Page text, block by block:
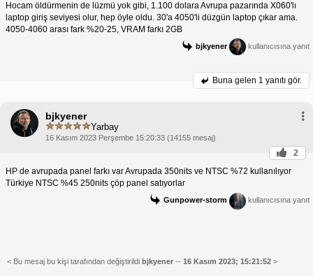
Hocam öldürmenin de lüzmü yok gibi, 1.100 dolara Avrupa pazarında X060'lı
laptop giriş seviyesi olur, hep öyle oldu. 30'a 4050'li düzgün laptop çıkar ama.
4050-4060 arası fark %20-25, VRAM farkı 2GB
bjkyener kullanıcısına yanıt
Buna gelen 1 yanıtı gör.
bjkyener
Yarbay
16 Kasım 2023 Perşembe 15:20:33 (14155 mesaj)
2
HP de avrupada panel farkı var Avrupada 350nits ve NTSC %72 kullanılıyor
Türkiye NTSC %45 250nits çöp panel satıyorlar
Gunpower-storm kullanıcısına yanıt
< Bu mesaj bu kişi tarafından değiştirildi bjkyener -- 16 Kasım 2023; 15:21:52 >